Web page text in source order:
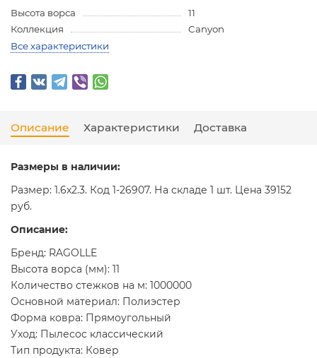
Высота ворса
11
Коллекция
Canyon
Все характеристики
Описание Характеристики Доставка
Размеры в наличии:
Размер: 1.6x2.3. Код 1-26907. На складе 1 шт. Цена 39152
руб.
Описание:
Бренд: RAGOLLE
Высота ворса (мм): 11
Количество стежков на м: 1000000
Основной материал: Полиэстер
Форма ковра: Прямоугольный
Уход: Пылесос классический
Тип продукта: Ковер